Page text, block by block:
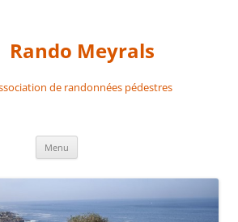
Rando Meyrals
de randonnées pédestres
Menu